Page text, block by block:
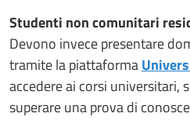
Studenti non comunitari
Devono invece presentare
tramite la piattaforma
accedere ai corsi universitari,
superare una prova di